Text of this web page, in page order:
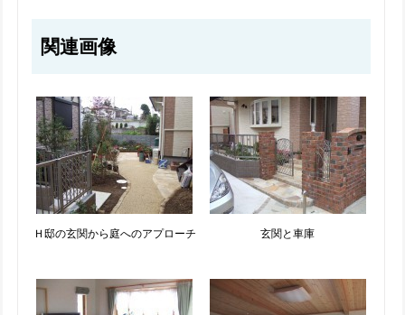
関連画像
Ｈ邸の玄関から庭へのアプローチ 玄関と車庫